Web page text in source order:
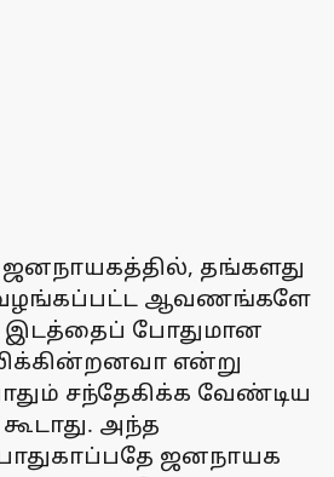
தங்களது
ஆவணங்களே
இடத்தைப் போதுமான
என்று
சந்தேகிக்க வேண்டிய
அந்த
ஜனநாயக